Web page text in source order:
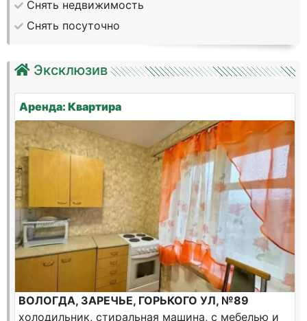
Снять недвижимость
Снять посуточно
Эксклюзив
Аренда: Квартира
ВОЛОГДА, ЗАРЕЧЬЕ, ГОРЬКОГО УЛ, №89
холодильник, стиральная машина, с мебелью и